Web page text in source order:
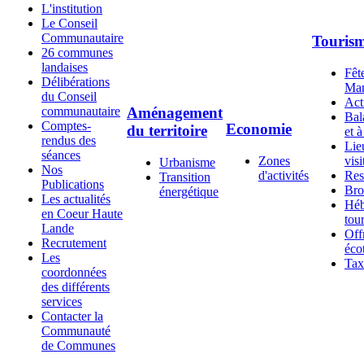
L'institution
Le Conseil
Communautaire
26 communes
landaises
Délibérations
du Conseil
communautaire
Comptes-
rendus des
séances
Nos
Publications
Les actualités
en Coeur Haute
Lande
Recrutement
Les
coordonnées
des différents
services
Contacter la
Communauté
de Communes
Aménagement
du territoire
Urbanisme
Transition
énergétique
Economie
Zones
d'activités
et